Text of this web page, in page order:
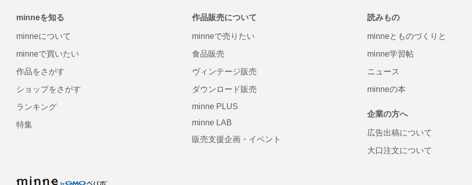
minneを知る
minneについて
minneで買いたい
作品をさがす
ショップをさがす
ランキング
特集
作品販売について
minneで売りたい
食品販売
ヴィンテージ販売
ダウンロード販売
minne PLUS
minne LAB
販売支援企画・イベント
読みもの
minneとものづくりと
minne学習帖
ニュース
minneの本
企業の方へ
広告出稿について
大口注文について